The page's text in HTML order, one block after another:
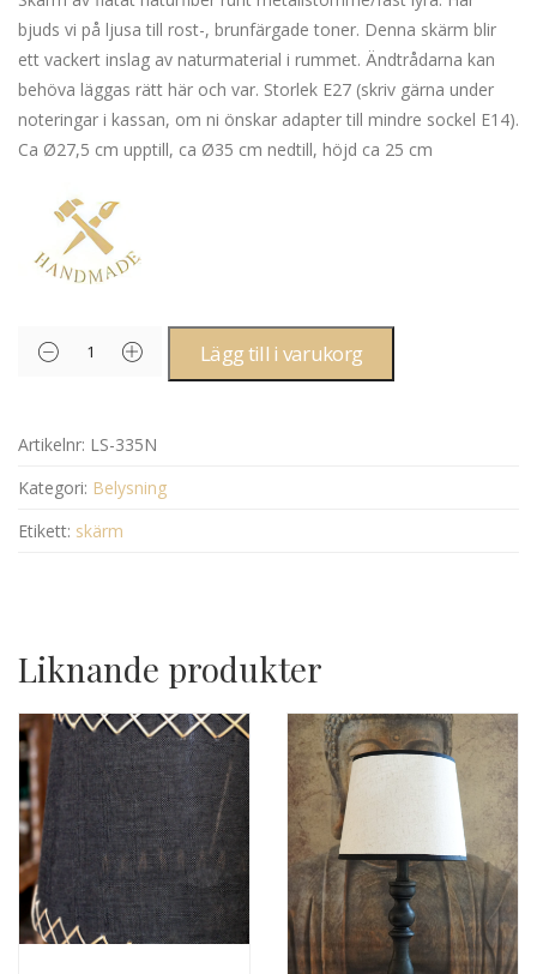
bjuds vi på ljusa till rost-, brunfärgade toner. Denna skärm blir
ett vackert inslag av naturmaterial i rummet. Ändtrådarna kan
behöva läggas rätt här och var. Storlek E27 (skriv gärna under
noteringar i kassan, om ni önskar adapter till mindre sockel E14).
Ca Ø27,5 cm upptill, ca Ø35 cm nedtill, höjd ca 25 cm
Lägg till i varukorg
Artikelnr: LS-335N
Kategori: Belysning
Etikett: skärm
Liknande produkter